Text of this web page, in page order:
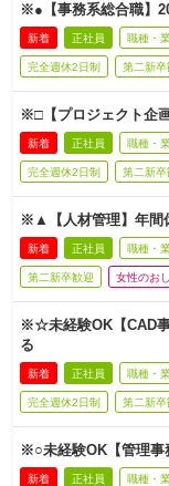
※●【事務系総合職】
新着 正社員 職種・
完全週休2日制 第二新卒
※□【プロジェクト企
新着 正社員 職種・
完全週休2日制 第二新卒
※▲【人材管理】年間
新着 正社員 職種・
第二新卒歓迎 女性のお
※☆未経験OK【CAD
る
新着 正社員 職種・
完全週休2日制 第二新卒
※○未経験OK【管理事
新着 正社員 職種・